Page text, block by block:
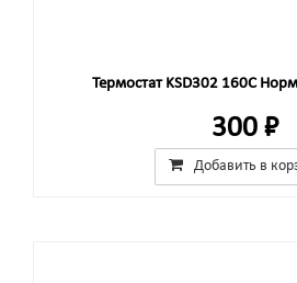
Термостат KSD302 160C
300 ₽
Добавить в